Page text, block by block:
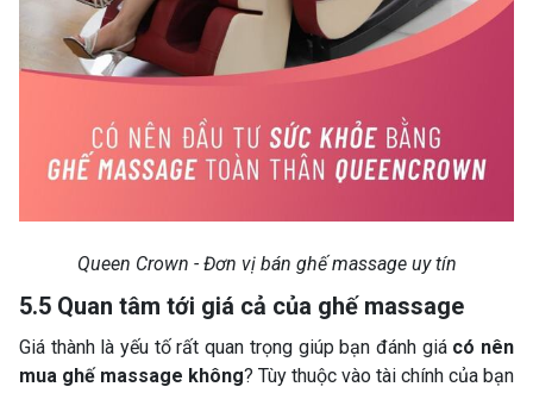
Queen Crown - Đơn vị bán ghế massage uy tín
5.5 Quan tâm tới giá cả của ghế massage
Giá thành là yếu tố rất quan trọng giúp bạn đánh giá có nên
mua ghế massage không? Tùy thuộc vào tài chính của bạn